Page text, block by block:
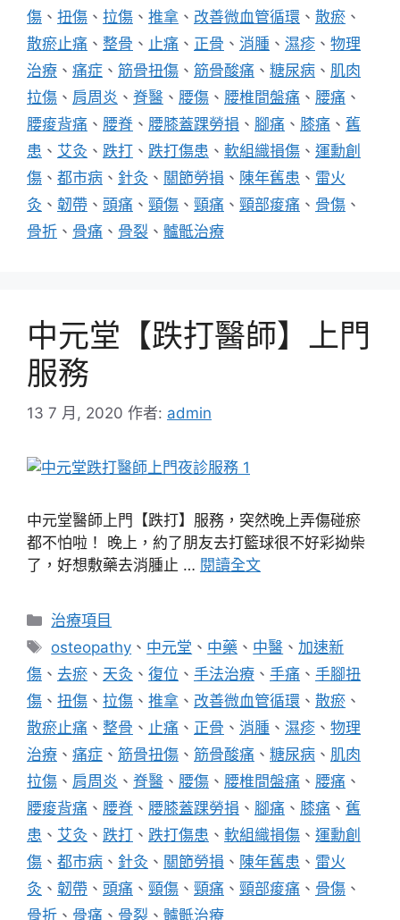
傷 、 扭傷 、 拉傷 、 推拿 、 改善微血管循環 、 散瘀 、
散瘀止痛 、 整骨 、 止痛 、 正骨 、 消腫 、 濕疹 、 物理
治療 、 痛症 、 筋骨扭傷 、 筋骨酸痛 、 糖尿病 、 肌肉
拉傷 、 肩周炎 、 脊醫 、 腰傷 、 腰椎間盤痛 、 腰痛 、
腰痠背痛 、 腰脊 、 腰膝蓋踝勞損 、 腳痛 、 膝痛 、 舊
患 、 艾灸 、 跌打 、 跌打傷患 、 軟組織損傷 、 運勳創
傷 、 都市病 、 針灸 、 關節勞損 、 陳年舊患 、 雷火
灸 、 韌帶 、 頭痛 、 頸傷 、 頸痛 、 頸部痠痛 、 骨傷 、
骨折 、 骨痛 、 骨裂 、 髗骶治療
中元堂【跌打醫師】上門
服務
13 7 月, 2020 作者: admin
中元堂醫師上門【跌打】服務，突然晚上弄傷碰瘀
都不怕啦！ 晚上，約了朋友去打籃球很不好彩拗柴
了，好想敷藥去消腫止 … 閱讀全文
分
治療項目
標
籤
osteopathy 、 中元堂 、 中藥 、 中醫 、加速新
傷 、 去瘀 、 天灸 、 復位 、 手法治療 、 手痛 、 手腳扭
傷 、 扭傷 、 拉傷 、 推拿 、 改善微血管循環 、 散瘀 、
散瘀止痛 、 整骨 、 止痛 、 正骨 、 消腫 、 濕疹 、 物理
治療 、 痛症 、 筋骨扭傷 、 筋骨酸痛 、 糖尿病 、 肌肉
拉傷 、 肩周炎 、 脊醫 、 腰傷 、 腰椎間盤痛 、 腰痛 、
腰痠背痛 、 腰脊 、 腰膝蓋踝勞損 、 腳痛 、 膝痛 、 舊
患 、 艾灸 、 跌打 、 跌打傷患 、 軟組織損傷 、 運勳創
傷 、 都市病 、 針灸 、 關節勞損 、 陳年舊患 、 雷火
灸 、 韌帶 、 頭痛 、 頸傷 、 頸痛 、 頸部痠痛 、 骨傷 、
骨折 、 骨痛 、 骨裂 、 髗骶治療